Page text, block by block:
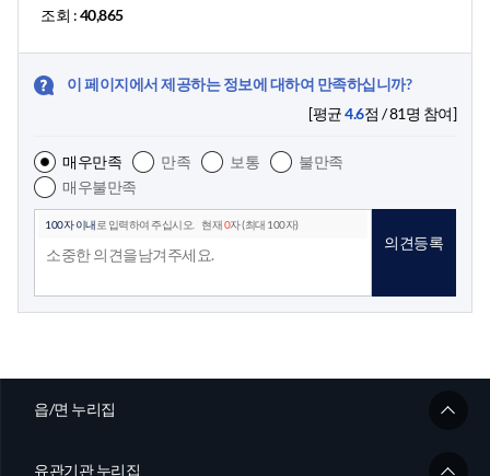
조회 :40,865
이 페이지에서 제공하는 정보에 대하여 만족하십니까?
[평균4.6점 /81명 참여]
매우만족 만족 보통
불만족
매우불만족
100자 이내로 입력하여 주십시오. 현재0자 (최대 100자)
의견등록
읍/면 누리집
유관기관 누리집